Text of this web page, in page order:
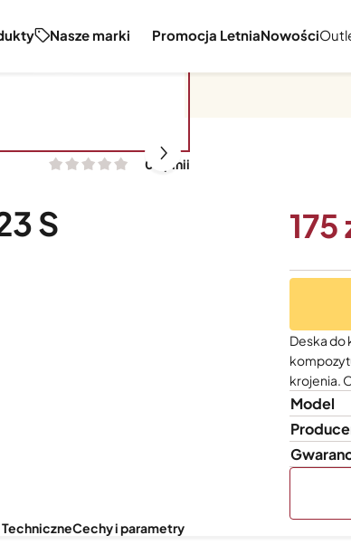
Nasze marki Promocja LetniaNowości
0 opinii
S
175
Deska do
krojenia.
Model
TechniczneCechy i parametry